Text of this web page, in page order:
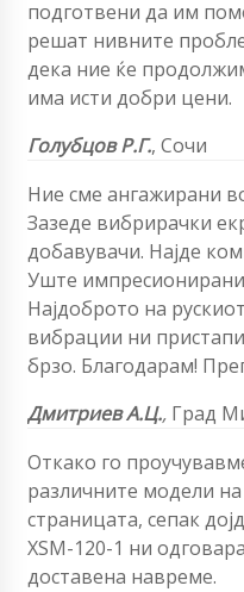
подготвени да им
решат нивните
дека ние ќе
има исти добри цени.
Голубцов Р.Г., Сочи
Ние сме ангажирани
Зазеде вибрирачки
добавувачи. Најде
Уште
Најдоброто на
вибрации ни
брзо. Благодарам!
Дмитриев А.Ц., Град
Откако го
различните модели
страницата, сепак
XSM-120-1 ни
доставена навреме.